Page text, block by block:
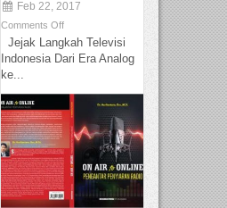
Feb 22, 2017
Comments Off
Jejak Langkah Televisi
Indonesia Dari Era Analog
ke...